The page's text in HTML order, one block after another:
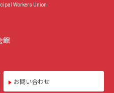
Workers Union
館
お問い合わせ